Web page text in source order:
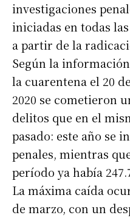
investigaciones
iniciadas en todas
a partir de la
Según la
la cuarentena el 20
2020 se cometieron
delitos que en el
pasado: este año se
penales, mientras
período ya había
La máxima caída
de marzo, con un